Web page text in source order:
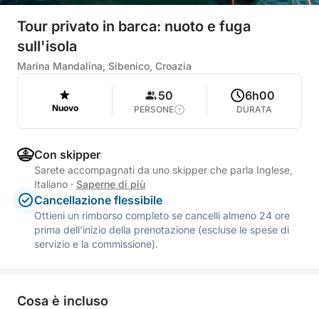
Tour privato in barca: nuoto e fuga
sull'isola
Marina Mandalina, Sibenico, Croazia
Nuovo
50
PERSONE
6h00
DURATA
Con skipper
Sarete accompagnati da uno skipper che parla Inglese,
Italiano · Saperne di più
Cancellazione flessibile
Ottieni un rimborso completo se cancelli almeno 24 ore
prima dell'inizio della prenotazione (escluse le spese di
servizio e la commissione).
Cosa è incluso